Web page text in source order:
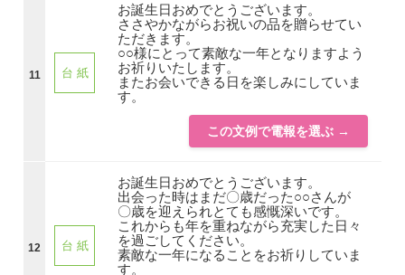
11 台 紙
お誕生日おめでとうございます。
ささやかながらお祝いの品を贈らせてい
ただきます。
○○様にとって素敵な一年となりますよう
お祈りいたします。
またお会いできる日を楽しみにしていま
す。
この文例で電報を選ぶ →
12 台 紙
お誕生日おめでとうございます。
出会った時はまだ〇歳だった○○さんが
〇歳を迎えられとても感慨深いです。
これからも年を重ねながら充実した日々
を過ごしてください。
素敵な一年になることをお祈りしていま
す。